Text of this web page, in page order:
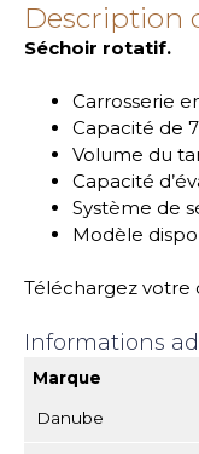
Description
Séchoir rotatif.
Carrosserie
Capacité de
Volume du
Capacité
Système de
Modèle
Téléchargez votre
Informations
Marque
Danube